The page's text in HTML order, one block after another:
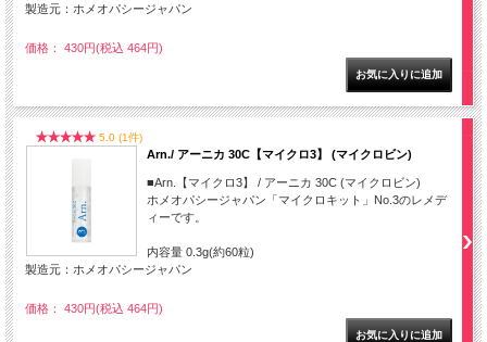
製造元：ホメオパシージャパン
価格： 430円(税込 464円)
5.0 (1件)
Arn./ アーニカ 30C【マイクロ3】 (マイクロビン)
■Arn.【マイクロ3】 / アーニカ 30C (マイクロビン)
ホメオパシージャパン「マイクロキット」No.3のレメデ
ィーです。
内容量 0.3g(約60粒)
製造元：ホメオパシージャパン
価格： 430円(税込 464円)